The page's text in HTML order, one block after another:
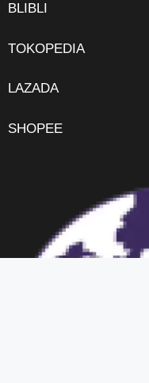
BLIBLI
TOKOPEDIA
LAZADA
SHOPEE